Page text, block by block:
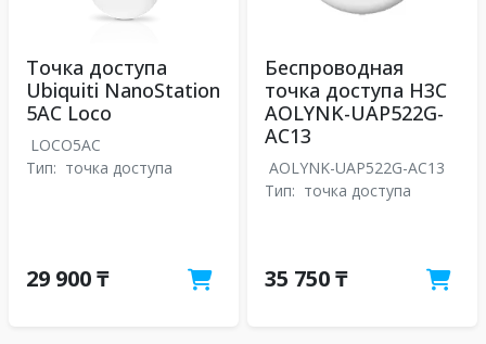
Точка доступа
Ubiquiti NanoStation
5AC Loco
LOCO5AC
Тип: точка доступа
29 900 ₸
Беспроводная
точка доступа H3C
AOLYNK-UAP522G-
AC13
AOLYNK-UAP522G-AC13
Тип: точка доступа
35 750 ₸